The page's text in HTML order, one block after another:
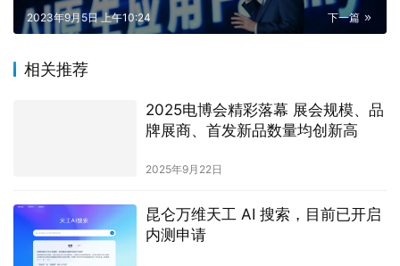
下一篇
2023年9月5日 上午10:24
相关推荐
2025电博会精彩落幕 展会规模、品
牌展商、首发新品数量均创新高
2025年9月22日
昆仑万维天工 AI 搜索，目前已开启
内测申请